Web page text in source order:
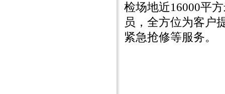
检场地近16000平
员，全方位为客户
紧急抢修等服务。